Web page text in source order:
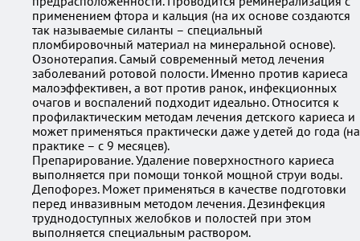
применением фтора и кальция (на их основе создаются
так называемые силанты – специальный
пломбировочный материал на минеральной основе).
Озонотерапия. Самый современный метод лечения
заболеваний ротовой полости. Именно против кариеса
малоэффективен, а вот против ранок, инфекционных
очагов и воспалений подходит идеально. Относится к
профилактическим методам лечения детского кариеса и
может применяться практически даже у детей до года (на
практике – с 9 месяцев).
Препарирование. Удаление поверхностного кариеса
выполняется при помощи тонкой мощной струи воды.
Депофорез. Может применяться в качестве подготовки
перед инвазивным методом лечения. Дезинфекция
труднодоступных желобков и полостей при этом
выполняется специальным раствором.